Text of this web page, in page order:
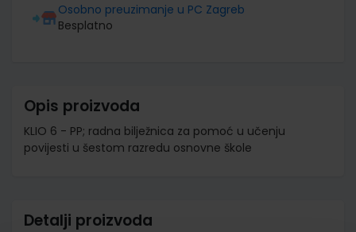
Osobno preuzimanje u PC Zagreb
Besplatno
Opis proizvoda
KLIO 6 - PP; radna bilježnica za pomoć u učenju
povijesti u šestom razredu osnovne škole
Detalji proizvoda